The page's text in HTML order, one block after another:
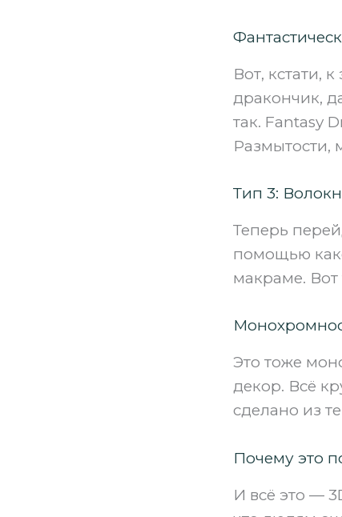
Вот, кстати,
дракончик,
так. Fantasy
Размытости,
Тип 3:
Теперь
помощью
макраме. Вот
Это тоже
декор. Всё
сделано из
Почему это
И всё это —